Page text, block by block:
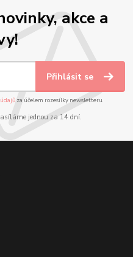
akce a
Přihlásit se
za účelem rozesílky newsletteru.
jednou za 14 dní.